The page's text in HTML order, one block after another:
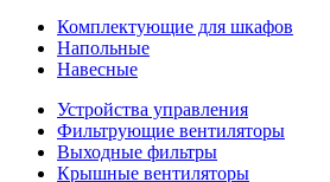
Комплектующие для шкафов
Напольные
Навесные
Устройства управления
Фильтрующие вентиляторы
Выходные фильтры
Крышные вентиляторы